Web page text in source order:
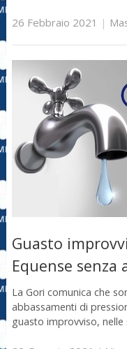
26 Febbraio 2021 |
Guasto
Equense senza
La Gori comunica che
abbassamenti di
guasto improvviso,